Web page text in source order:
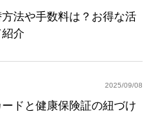
法や手数料は？お得な活
介
2025/09/08
ドと健康保険証の紐づけ